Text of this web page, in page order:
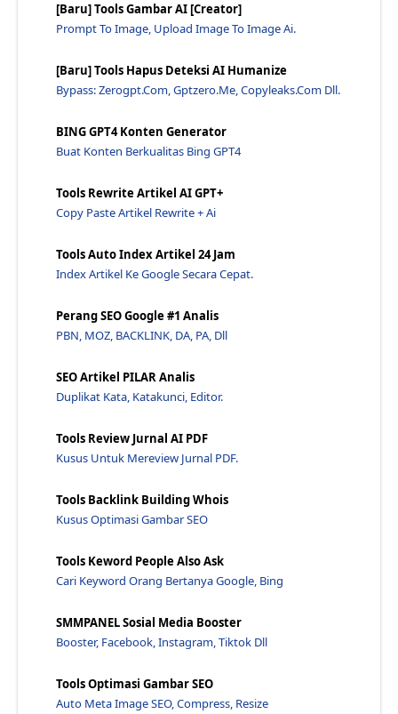
5 Kriteria Nama Domain Yang Disukai Google - Jawar...
Unduh Perangkat Lunak Microsoft Excel - Jawaraspeed
7 Cara Menghasilkan Backlink Berkualitas - Jawaras...
3 Cara Menghapus Diagram Sejarah Google Maps Di An...
Teknik Seo On Page Youtube - Jawaraspeed
Google Meluncurkan Pengujian Beta Pengujian Hasil ...
Pub Sub Hubbub: Peluncuran Pusat Penerbit Google B...
Lengkap Cara Membuat Blog Diandroid - Jawaraspeed
Ikhtisar Pembaruan Perangkat Lunak Sistem Untuk To...
Widget Ua Apa Itu? - Jawaraspeed
Penjualan Utama Black Friday 2022 - Jawaraspeed
Cara Menggunakan Daftar Google Anda dengan Benar D...
50 Tips Seo Plugin Write Yang Akan Membantu Anda L...
Kerangka Skrip Java Mana yang Harus Saya Gunakan J...
Pelajari 10 Tips Seo Untuk Meningkatkan Ctr (Klik ...
Google Analytics: Fitur Baru, Alat - Jawaraspeed
13 Tips Seo Yang Membuat Website Menjadi Top Searc...
10 Cara Mempercepat Loading Page Widget BloggerOth...
[Baru] Tools Gambar AI [Creator]
Prompt To Image, Upload Image To Image Ai.
[Baru] Tools Hapus Deteksi AI Humanize
Bypass: Zerogpt.com, Gptzero.me, Copyleaks.com Dll.
BING GPT4 Konten Generator
Buat Konten Berkualitas Bing GPT4
Tools Rewrite Artikel AI GPT+
Copy Paste Artikel Rewrite + Ai
Tools Auto Index Artikel 24 Jam
Index Artikel Ke Google Secara Cepat.
Perang SEO Google #1 Analis
PBN, MOZ, BACKLINK, DA, PA, Dll
SEO Artikel PILAR Analis
Duplikat Kata, Katakunci, Editor.
Tools Review Jurnal AI PDF
Kusus Untuk Mereview Jurnal PDF.
Tools Backlink Building Whois
Kusus Optimasi Gambar SEO
Tools Keword People Also Ask
Cari Keyword Orang Bertanya Google, Bing
SMMPANEL Sosial Media Booster
Booster, Facebook, Instagram, Tiktok Dll
Tools Optimasi Gambar SEO
Auto Meta Image SEO, Compress, Resize